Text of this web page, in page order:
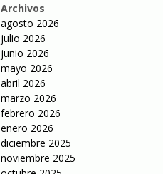
Archivos
agosto 2026
julio 2026
junio 2026
mayo 2026
abril 2026
marzo 2026
febrero 2026
enero 2026
diciembre 2025
noviembre 2025